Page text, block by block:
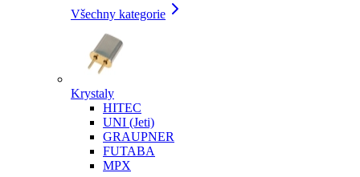
Všechny kategorie
Krystaly
HITEC
UNI (Jeti)
GRAUPNER
FUTABA
MPX